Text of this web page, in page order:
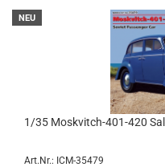
NEU
1/35 Moskvitch-401-420
Art.Nr.: ICM-35479